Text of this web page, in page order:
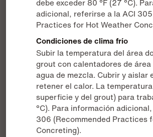
debe exceder 80 °F (27 °C).
adicional, referirse a la ACI
Practices for Hot Weather
Condiciones de clima frío
Subir la temperatura del área
grout con calentadores de
agua de mezcla. Cubrir y aislar
retener el calor. La
superficie y del grout) para
°C). Para información
306 (Recommended Practices
Concreting).